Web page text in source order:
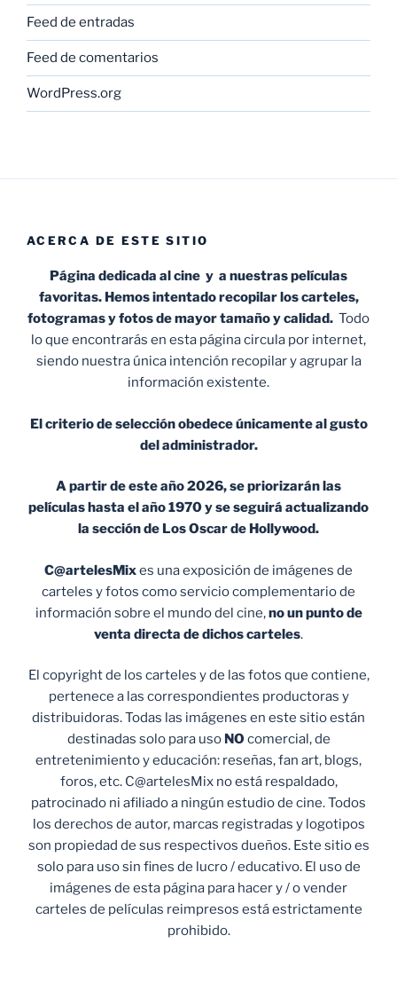
Feed de entradas
Feed de comentarios
WordPress.org
ACERCA DE ESTE SITIO
Página dedicada al cine y a nuestras películas
favoritas. Hemos intentado recopilar los carteles,
fotogramas y fotos de mayor tamaño y calidad. Todo
lo que encontrarás en esta página circula por internet,
siendo nuestra única intención recopilar y agrupar la
información existente.
El criterio de selección obedece únicamente al gusto
del administrador.
A partir de este año 2026, se priorizarán las
películas hasta el año 1970 y se seguirá actualizando
la sección de Los Oscar de Hollywood.
C@artelesMixes una exposición de imágenes de
carteles y fotos como servicio complementario de
información sobre el mundo del cine,no un punto de
venta directa de dichos carteles.
El copyright de los carteles y de las fotos que contiene,
pertenece a las correspondientes productoras y
distribuidoras. Todas las imágenes en este sitio están
destinadas solo para uso NO comercial, de
entretenimiento y educación: reseñas, fan art, blogs,
foros, etc. C@artelesMix no está respaldado,
patrocinado ni afiliado a ningún estudio de cine. Todos
los derechos de autor, marcas registradas y logotipos
son propiedad de sus respectivos dueños. Este sitio es
solo para uso sin fines de lucro / educativo. El uso de
imágenes de esta página para hacer y / o vender
carteles de películas reimpresos está estrictamente
prohibido.